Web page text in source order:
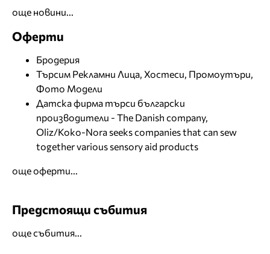
още новини...
Оферти
Бродерия
Търсим Рекламни Лица, Хостеси, Промоутъри,
Фото Модели
Датска фирма търси български
производители - The Danish company,
Oliz/Koko-Nora seeks companies that can sew
together various sensory aid products
още оферти...
Предстоящи събития
още събития...